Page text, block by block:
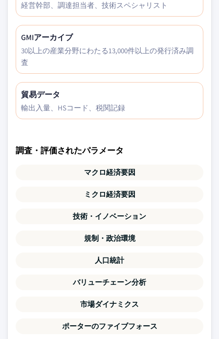
経営幹部、調達担当者、技術スペシャリスト
GMIアーカイブ
30以上の産業分野にわたる13,000件以上の発行済み調
査
貿易データ
輸出入量、HSコード、税関記録
調査・評価されたパラメータ
マクロ経済要因
ミクロ経済要因
技術・イノベーション
規制・政治環境
人口統計
バリューチェーン分析
市場ダイナミクス
ポーターのファイブフォース